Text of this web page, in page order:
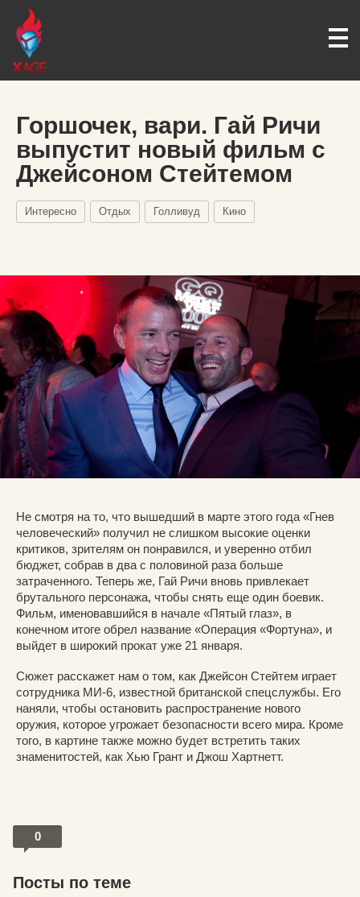
Горшочек, вари. Гай Ричи
выпустит новый фильм с
Джейсоном Стейтемом
Интересно Отдых Голливуд Кино
Не смотря на то, что вышедший в марте этого года «Гнев
человеческий» получил не слишком высокие оценки
критиков, зрителям он понравился, и уверенно отбил
бюджет, собрав в два с половиной раза больше
затраченного. Теперь же, Гай Ричи вновь привлекает
брутального персонажа, чтобы снять еще один боевик.
Фильм, именовавшийся в начале «Пятый глаз», в
конечном итоге обрел название «Операция «Фортуна», и
выйдет в широкий прокат уже 21 января.
Сюжет расскажет нам о том, как Джейсон Стейтем играет
сотрудника МИ-6, известной британской спецслужбы. Его
наняли, чтобы остановить распространение нового
оружия, которое угрожает безопасности всего мира. Кроме
того, в картине также можно будет встретить таких
знаменитостей, как Хью Грант и Джош Хартнетт.
0
Посты по теме